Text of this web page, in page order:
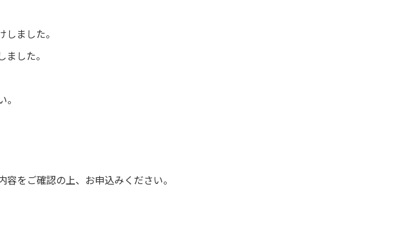
ました。
した。
をご確認の上、お申込みください。